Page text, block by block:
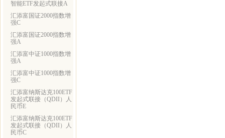
智能ETF发起式联接A
汇添富国证2000指数增
强C
汇添富国证2000指数增
强A
汇添富中证1000指数增
强A
汇添富中证1000指数增
强C
汇添富纳斯达克100ETF
发起式联接（QDII）人
民币E
汇添富纳斯达克100ETF
发起式联接（QDII）人
民币C